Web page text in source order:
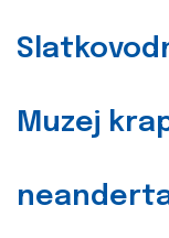
Muzej